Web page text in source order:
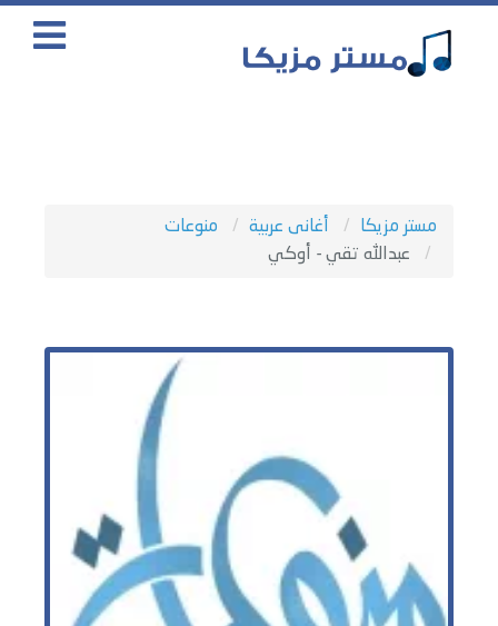
مستر مزيكا أغانى عربية
منوعات
عبدالله تقي - أوكي